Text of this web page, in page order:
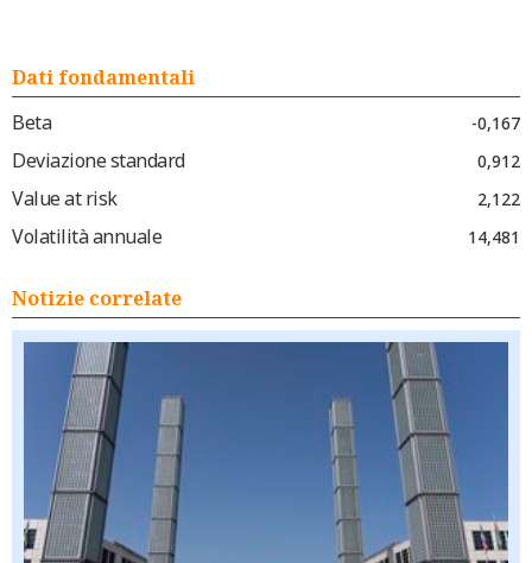
Dati fondamentali
Beta
-0,167
Deviazione standard 0,912
Value at risk 2,122
Volatilità annuale 14,481
Notizie correlate